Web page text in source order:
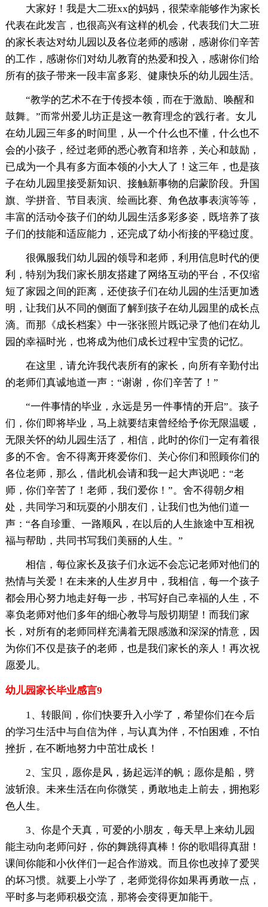
大家好！我是大二班xx的妈妈，很荣幸能够作为家长
代表在此发言，也很高兴有这样的机会，代表我们大二班
的家长表达对幼儿园以及各位老师的感谢，感谢你们辛苦
的工作，感谢你们对幼儿教育的热爱和投入，感谢你们给
所有的孩子带来一段丰富多彩、健康快乐的幼儿园生活。
“教学的艺术不在于传授本领，而在于激励、唤醒和
鼓舞。”而常州爱儿坊正是这一教育理念的'践行者。女儿
在幼儿园三年多的时间里，从一个什么也不懂，什么也不
会的小孩子，经过老师的悉心教育和培养，关心和鼓励，
已成为一个具有多方面本领的小大人了！这三年，也是孩
子在幼儿园里接受新知识、接触新事物的启蒙阶段。升国
旗、学拼音、节目表演、绘画比赛、角色故事表演等等，
丰富的活动令孩子们的幼儿园生活多彩多姿，既培养了孩
子们的技能和适应能力，还完成了幼小衔接的平稳过度。
很佩服我们幼儿园的领导和老师，利用信息时代的便
利，特别为我们家长朋友搭建了网络互动的平台，不仅缩
短了家园之间的距离，还使孩子们在幼儿园的生活更加透
明，让我们从不同的侧面了解到孩子在幼儿园里的成长点
滴。而那《成长档案》中一张张照片既记录了他们在幼儿
园的幸福时光，也将成为他们成长过程中宝贵的记忆。
在这里，请允许我代表所有的家长，向所有辛勤付出
的老师们真诚地道一声：“谢谢，你们辛苦了！”
“一件事情的毕业，永远是另一件事情的开启”。孩子
们，你们即将毕业，马上就要结束曾经给予你无限温暖，
无限关怀的幼儿园生活了，相信，此时的你们一定有着很
多的不舍。舍不得离开疼爱你们、关心你们和照顾你们的
各位老师，那么，借此机会请和我一起大声说吧：“老
师，你们辛苦了！老师，我们爱你！”。舍不得朝夕相
处，共同学习和玩耍的小朋友们，让我们也为他们道一
声：“各自珍重、一路顺风，在以后的人生旅途中互相祝
福与帮助，共同书写我们美丽的人生。”
相信，每位家长及孩子们永远不会忘记老师对他们的
热情与关爱！在未来的人生岁月中，我相信，每一个孩子
都会用心努力地走好每一步，书写好自己幸福的人生，不
辜负老师对他们多年的细心教导与殷切期望！而我们家
长，对所有的老师同样充满着无限感激和深深的情意，因
为你们不仅是孩子的老师，也是我们家长的亲人！再次祝
愿爱儿。
幼儿园家长毕业感言9
1、转眼间，你们快要升入小学了，希望你们在今后
的学习生活中与自信为伴，与认真为伴，不怕困难，不怕
挫折，在不断地努力中茁壮成长！
2、宝贝，愿你是风，扬起远洋的帆；愿你是船，劈
波斩浪。未来生活在向你微笑，勇敢地走上前去，拥抱彩
色人生。
3、你是个天真，可爱的小朋友，每天早上来幼儿园
能主动向老师问好，你的舞跳得真棒！你的歌唱得真甜！
课间你能和小伙伴们一起合作游戏。而且你也改掉了爱哭
的坏习惯。就要上小学了，老师觉得你如果再勇敢一点，
平时多与老师积极交流，那将会变得更加能干。